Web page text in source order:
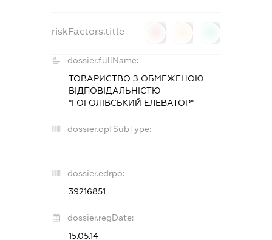
riskFactors.title
dossier.fullName:
ТОВАРИСТВО З ОБМЕЖЕНОЮ
ВІДПОВІДАЛЬНІСТЮ
"ГОГОЛІВСЬКИЙ ЕЛЕВАТОР"
dossier.opfSubType:
-
dossier.edrpo:
39216851
dossier.regDate:
15.05.14